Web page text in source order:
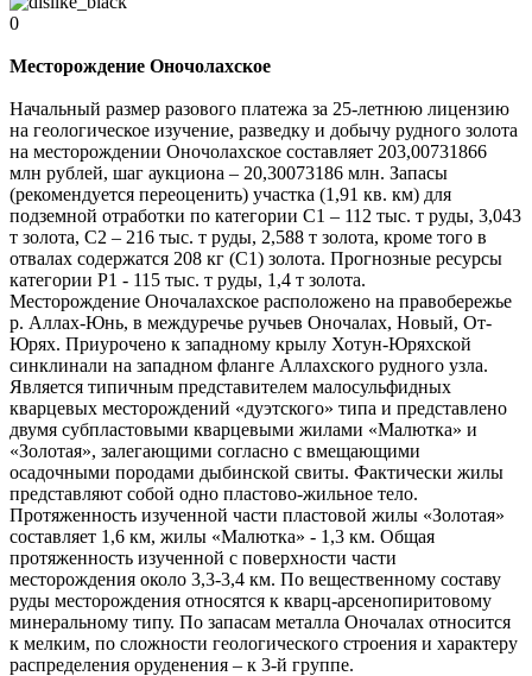
0
Месторождение Оночолахское
Начальный размер разового платежа за 25-летнюю лицензию
на геологическое изучение, разведку и добычу рудного золота
на месторождении Оночолахское составляет 203,00731866
млн рублей, шаг аукциона – 20,30073186 млн. Запасы
(рекомендуется переоценить) участка (1,91 кв. км) для
подземной отработки по категории С1 – 112 тыс. т руды, 3,043
т золота, С2 – 216 тыс. т руды, 2,588 т золота, кроме того в
отвалах содержатся 208 кг (С1) золота. Прогнозные ресурсы
категории Р1 - 115 тыс. т руды, 1,4 т золота.
Месторождение Оночалахское расположено на правобережье
р. Аллах-Юнь, в междуречье ручьев Оночалах, Новый, От-
Юрях. Приурочено к западному крылу Хотун-Юряхской
синклинали на западном фланге Аллахского рудного узла.
Является типичным представителем малосульфидных
кварцевых месторождений «дуэтского» типа и представлено
двумя субпластовыми кварцевыми жилами «Малютка» и
«Золотая», залегающими согласно с вмещающими
осадочными породами дыбинской свиты. Фактически жилы
представляют собой одно пластово-жильное тело.
Протяженность изученной части пластовой жилы «Золотая»
составляет 1,6 км, жилы «Малютка» - 1,3 км. Общая
протяженность изученной с поверхности части
месторождения около 3,3-3,4 км. По вещественному составу
руды месторождения относятся к кварц-арсенопиритовому
минеральному типу. По запасам металла Оночалах относится
к мелким, по сложности геологического строения и характеру
распределения оруденения – к 3-й группе.